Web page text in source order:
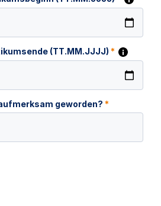
(TT.MM.JJJJ) *
geworden? *